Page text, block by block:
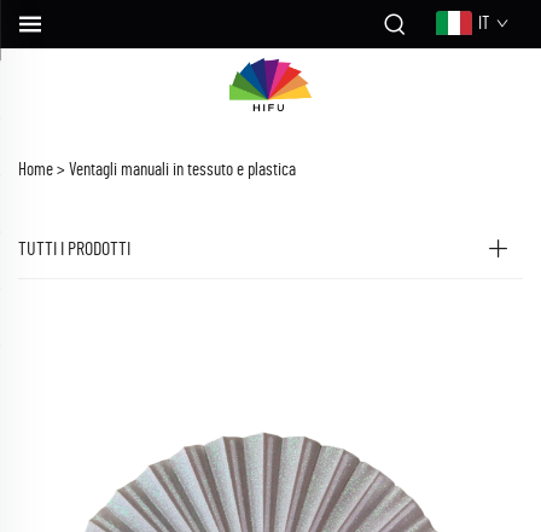
Home > Ventagli manuali in tessuto e plastica
TUTTI I PRODOTTI